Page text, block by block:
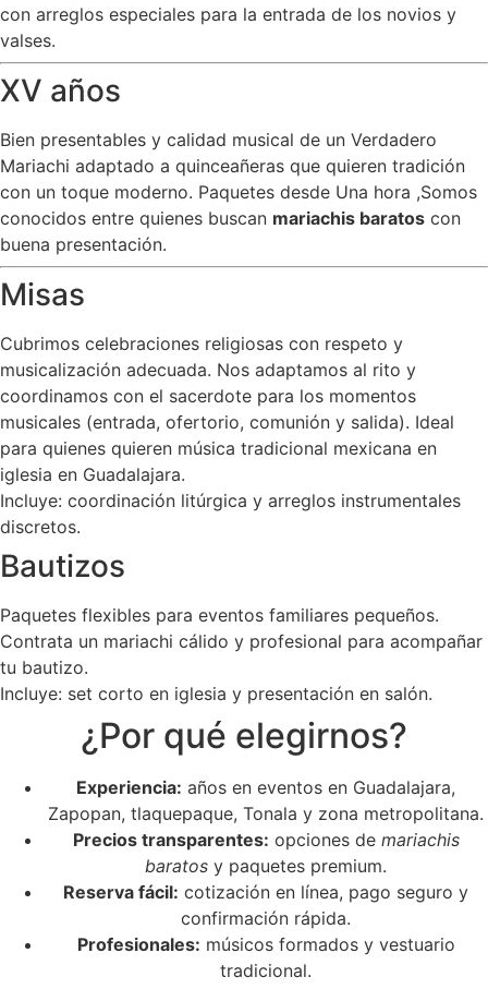
con arreglos especiales para la entrada de los novios y
valses.
XV años
Bien presentables y calidad musical de un Verdadero
Mariachi adaptado a quinceañeras que quieren tradición
con un toque moderno. Paquetes desde Una hora ,Somos
conocidos entre quienes buscan mariachis baratos con
buena presentación.
Misas
Cubrimos celebraciones religiosas con respeto y
musicalización adecuada. Nos adaptamos al rito y
coordinamos con el sacerdote para los momentos
musicales (entrada, ofertorio, comunión y salida). Ideal
para quienes quieren música tradicional mexicana en
iglesia en Guadalajara.
Incluye: coordinación litúrgica y arreglos instrumentales
discretos.
Bautizos
Paquetes flexibles para eventos familiares pequeños.
Contrata un mariachi cálido y profesional para acompañar
tu bautizo.
Incluye: set corto en iglesia y presentación en salón.
¿Por qué elegirnos?
Experiencia: años en eventos en Guadalajara,
Zapopan, tlaquepaque, Tonala y zona metropolitana.
Precios transparentes: opciones de mariachis
baratos y paquetes premium.
Reserva fácil: cotización en línea, pago seguro y
confirmación rápida.
Profesionales: músicos formados y vestuario
tradicional.